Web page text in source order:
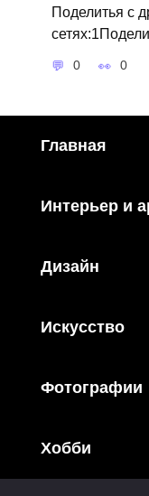
Поделитья с
0 0
Главная
Интерьер и
Дизайн
Искусство
Фотографии
Хобби